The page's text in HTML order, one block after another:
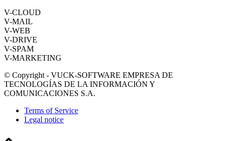
V-CLOUD
V-MAIL
V-WEB
V-DRIVE
V-SPAM
V-MARKETING
© Copyright - VUCK-SOFTWARE EMPRESA DE
TECNOLOGÍAS DE LA INFORMACIÓN Y
COMUNICACIONES S.A.
Terms of Service
Legal notice